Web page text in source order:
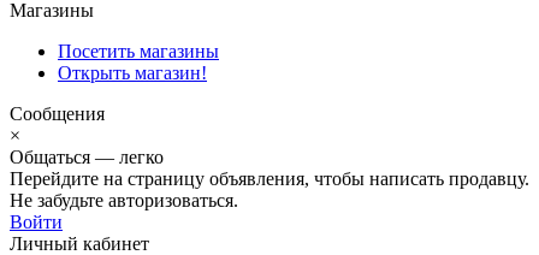
Магазины
Посетить магазины
Открыть магазин!
Сообщения
×
Общаться — легко
Перейдите на страницу объявления, чтобы написать продавцу.
Не забудьте авторизоваться.
Войти
Личный кабинет